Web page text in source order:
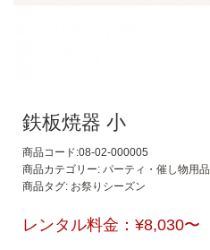
鉄板焼器 小
商品コード:08-02-000005
商品カテゴリー: パーティ・催し物用品
商品タグ: お祭りシーズン
レンタル料金： ¥8,030〜